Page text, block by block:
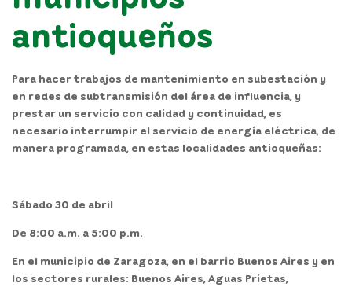
antioqueños
Para hacer trabajos de mantenimiento en subestación y
en redes de subtransmisión del área de influencia, y
prestar un servicio con calidad y continuidad, es
necesario interrumpir el servicio de energía eléctrica, de
manera programada, en estas localidades antioqueñas:
Sábado 30 de abril
De 8:00 a.m. a 5:00 p.m.
En el municipio de Zaragoza, en el barrio Buenos Aires y en
los sectores rurales: Buenos Aires, Aguas Prietas,